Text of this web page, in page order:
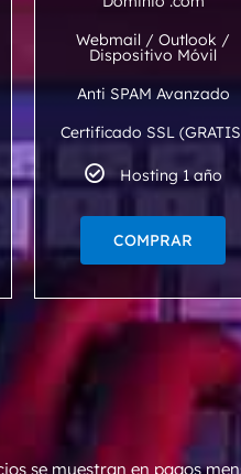
Webmail / Outlook /
Dispositivo Móvil
Anti SPAM Avanzado
Certificado SSL
Hosting 1 año
COMPRAR
se muestran en pagos